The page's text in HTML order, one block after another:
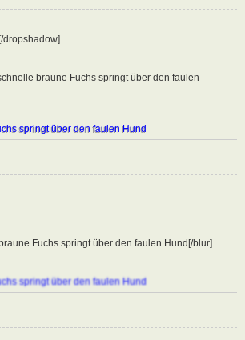
dropshadow]
braune Fuchs springt über den faulen
springt über den faulen Hund
Fuchs springt über den faulen Hund[/blur]
springt über den faulen Hund